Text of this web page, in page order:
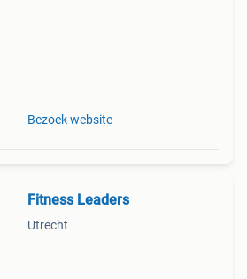
Bezoek website
Fitness Leaders
Utrecht